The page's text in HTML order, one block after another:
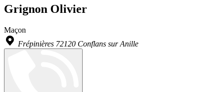
Grignon Olivier
Maçon
Frépinières 72120 Conflans sur Anille